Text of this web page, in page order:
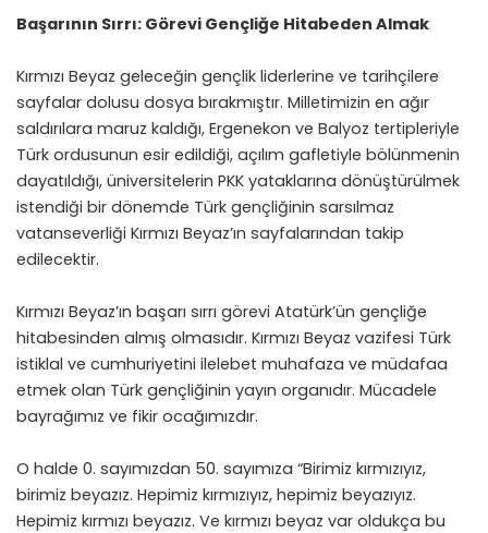
Başarının Sırrı: Görevi Gençliğe Hitabeden Almak
Kırmızı Beyaz geleceğin gençlik liderlerine ve tarihçilere
sayfalar dolusu dosya bırakmıştır. Milletimizin en ağır
saldırılara maruz kaldığı, Ergenekon ve Balyoz tertipleriyle
Türk ordusunun esir edildiği, açılım gafletiyle bölünmenin
dayatıldığı, üniversitelerin PKK yataklarına dönüştürülmek
istendiği bir dönemde Türk gençliğinin sarsılmaz
vatanseverliği Kırmızı Beyaz’ın sayfalarından takip
edilecektir.
Kırmızı Beyaz’ın başarı sırrı görevi Atatürk’ün gençliğe
hitabesinden almış olmasıdır. Kırmızı Beyaz vazifesi Türk
istiklal ve cumhuriyetini ilelebet muhafaza ve müdafaa
etmek olan Türk gençliğinin yayın organıdır. Mücadele
bayrağımız ve fikir ocağımızdır.
O halde 0. sayımızdan 50. sayımıza “Birimiz kırmızıyız,
birimiz beyazız. Hepimiz kırmızıyız, hepimiz beyazıyız.
Hepimiz kırmızı beyazız. Ve kırmızı beyaz var oldukça bu